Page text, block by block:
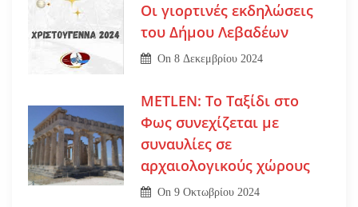
Οι γιορτινές εκδηλώσεις
του Δήμου Λεβαδέων
On8 Δεκεμβρίου 2024
METLEN: Το Ταξίδι στο
Φως συνεχίζεται με
συναυλίες σε
αρχαιολογικούς χώρους
On9 Οκτωβρίου 2024